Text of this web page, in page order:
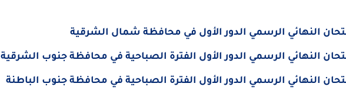
النهائي الرسمي الدور الأول في محافظة شمال الشرقية
النهائي الرسمي الدور الأول الفترة الصباحية في محافظة جنوب الشرقية
النهائي الرسمي الدور الأول الفترة الصباحية في محافظة جنوب الباطنة